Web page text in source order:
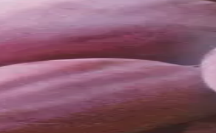
Danmark. Formering sker derfor bedst ved
pryd i blomsterbedet eller i store krukker. I
let sødme. De kan også bages eller syltes